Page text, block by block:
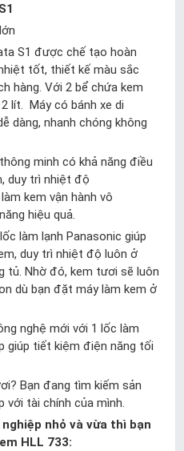
S1 được chế tạo hoàn
tốt, thiết kế màu sắc
hàng. Với 2 bể chứa kem
lít. Máy có bánh xe di
dàng, nhanh chóng không
minh có khả năng điều
duy trì nhiệt độ
kem vận hành vô
hiệu quả.
làm lạnh Panasonic giúp
duy trì nhiệt độ luôn ở
tủ. Nhờ đó, kem tươi sẽ luôn
dù bạn đặt máy làm kem ở
nghệ mới với 1 lốc làm
giúp tiết kiệm điện năng tối
Bạn đang tìm kiếm sản
với tài chính của mình.
nhỏ và vừa thì bạn
HLL 733: